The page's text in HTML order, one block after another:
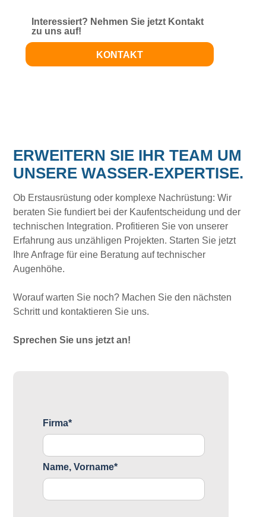
Interessiert? Nehmen Sie jetzt Kontakt
zu uns auf!
KONTAKT
ERWEITERN SIE IHR TEAM UM
UNSERE WASSER-EXPERTISE.
Ob Erstausrüstung oder komplexe Nachrüstung: Wir
beraten Sie fundiert bei der Kaufentscheidung und der
technischen Integration. Profitieren Sie von unserer
Erfahrung aus unzähligen Projekten. Starten Sie jetzt
Ihre Anfrage für eine Beratung auf technischer
Augenhöhe.
Worauf warten Sie noch? Machen Sie den nächsten
Schritt und kontaktieren Sie uns.
Sprechen Sie uns jetzt an!
Firma*
Name, Vorname*